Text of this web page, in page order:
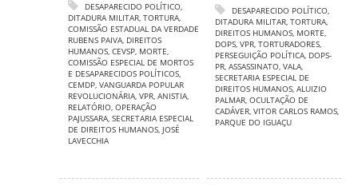
DESAPARECIDO POLÍTICO,
DITADURA MILITAR, TORTURA,
COMISSÃO ESTADUAL DA VERDADE
RUBENS PAIVA, DIREITOS
HUMANOS, CEVSP, MORTE,
COMISSÃO ESPECIAL DE MORTOS
E DESAPARECIDOS POLÍTICOS,
CEMDP, VANGUARDA POPULAR
REVOLUCIONÁRIA, VPR, ANISTIA,
RELATÓRIO, OPERAÇÃO
PAJUSSARA, SECRETARIA ESPECIAL
DE DIREITOS HUMANOS, JOSÉ
LAVECCHIA
DESAPARECIDO POLÍTICO,
DITADURA MILITAR, TORTURA,
DIREITOS HUMANOS, MORTE,
DOPS, VPR, TORTURADORES,
PERSEGUIÇÃO POLÍTICA, DOPS-
PR, ASSASSINATO, VALA,
SECRETARIA ESPECIAL DE
DIREITOS HUMANOS, ALUIZIO
PALMAR, OCULTAÇÃO DE
CADÁVER, VITOR CARLOS RAMOS,
PARQUE DO IGUAÇU